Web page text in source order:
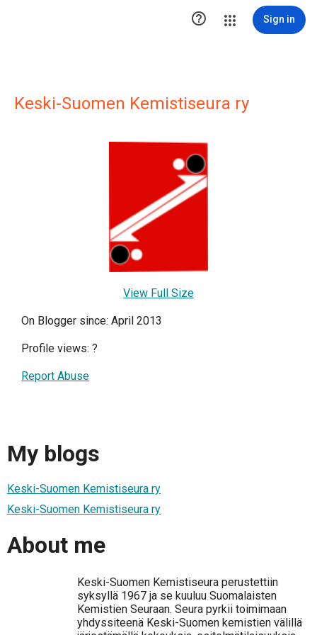
 Sign in
Keski-Suomen Kemistiseura ry
View Full Size
On Blogger since: April 2013
Profile views: ?
Report Abuse
My blogs
Keski-Suomen Kemistiseura ry
Keski-Suomen Kemistiseura ry
About me
Keski-Suomen Kemistiseura perustettiin
syksyllä 1967 ja se kuuluu Suomalaisten
Kemistien Seuraan. Seura pyrkii toimimaan
yhdyssiteenä Keski-Suomen kemistien välillä